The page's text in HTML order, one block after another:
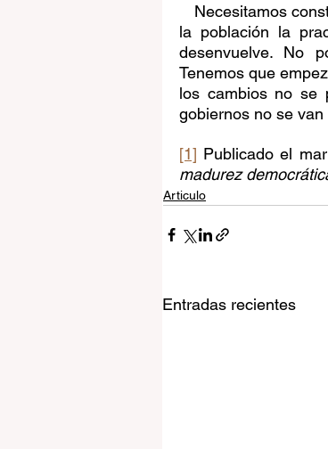
Necesitamos
la población la
desenvuelve. No
Tenemos que
los cambios no se
gobiernos no se
[1] Publicado el
madurez
Articulo
Entradas recientes